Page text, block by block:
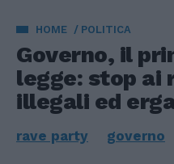
HOME POLITICA
Governo, il
legge: stop ai
illegali ed
rave party governo